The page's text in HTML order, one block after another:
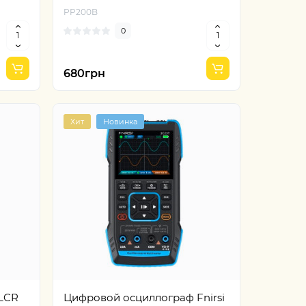
PP200B
0
680грн
Хит Новинка
Цифровой осциллограф Fnirsi